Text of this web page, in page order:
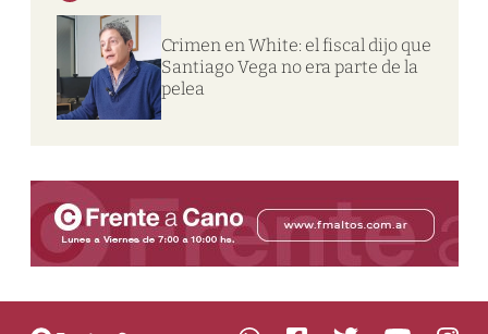
Crimen en White: el fiscal dijo que
Santiago Vega no era parte de la
pelea